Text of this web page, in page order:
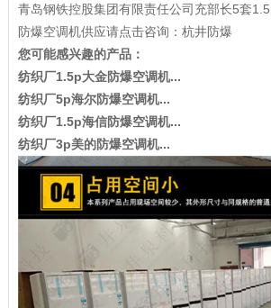
青岛钢铁控股集团有限责任公司充部长5套
防爆空调机供应请点击咨询：杭井防爆
您可能感兴趣的产品：
纺织厂1.5p大金防爆空调机...
纺织厂5p海尔防爆空调机...
纺织厂1.5p海信防爆空调机...
纺织厂3p美的防爆空调机...